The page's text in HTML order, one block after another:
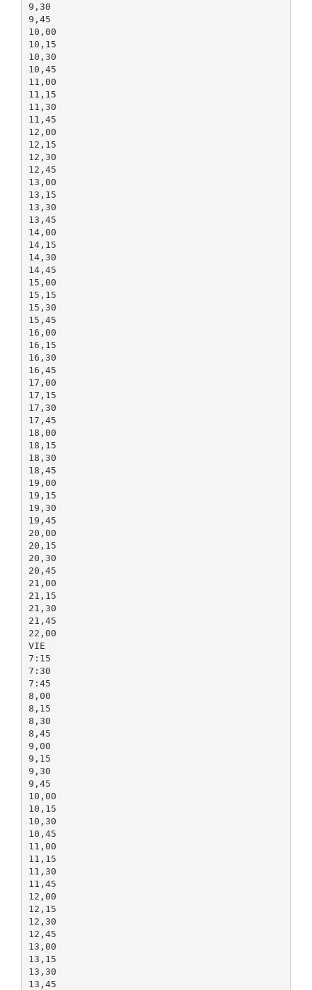
9,30
9,45
10,00
10,15
10,30
10,45
11,00
11,15
11,30
11,45
12,00
12,15
12,30
12,45
13,00
13,15
13,30
13,45
14,00
14,15
14,30
14,45
15,00
15,15
15,30
15,45
16,00
16,15
16,30
16,45
17,00
17,15
17,30
17,45
18,00
18,15
18,30
18,45
19,00
19,15
19,30
19,45
20,00
20,15
20,30
20,45
21,00
21,15
21,30
21,45
22,00
VIE
7:15
7:30
7:45
8,00
8,15
8,30
8,45
9,00
9,15
9,30
9,45
10,00
10,15
10,30
10,45
11,00
11,15
11,30
11,45
12,00
12,15
12,30
12,45
13,00
13,15
13,30
13,45